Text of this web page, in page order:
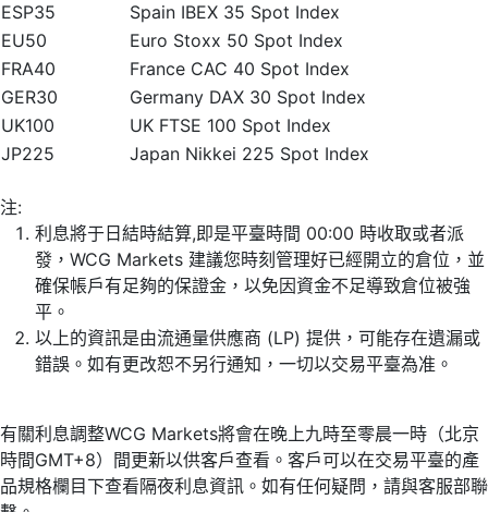
ESP35
Spain IBEX 35 Spot Index
EU50
Euro Stoxx 50 Spot Index
FRA40
France CAC 40 Spot Index
GER30
Germany DAX 30 Spot Index
UK100
UK FTSE 100 Spot Index
JP225
Japan Nikkei 225 Spot Index
注:
利息將于日結時結算,即是平臺時間 00:00 時收取或者派
發，WCG Markets 建議您時刻管理好已經開立的倉位，並
確保帳戶有足夠的保證金，以免因資金不足導致倉位被強
平。
以上的資訊是由流通量供應商 (LP) 提供，可能存在遺漏或
錯誤。如有更改恕不另行通知，一切以交易平臺為准。
有關利息調整WCG Markets將會在晚上九時至零晨一時（北京
時間GMT+8）間更新以供客戶查看。客戶可以在交易平臺的產
品規格欄目下查看隔夜利息資訊。如有任何疑問，請與客服部聯